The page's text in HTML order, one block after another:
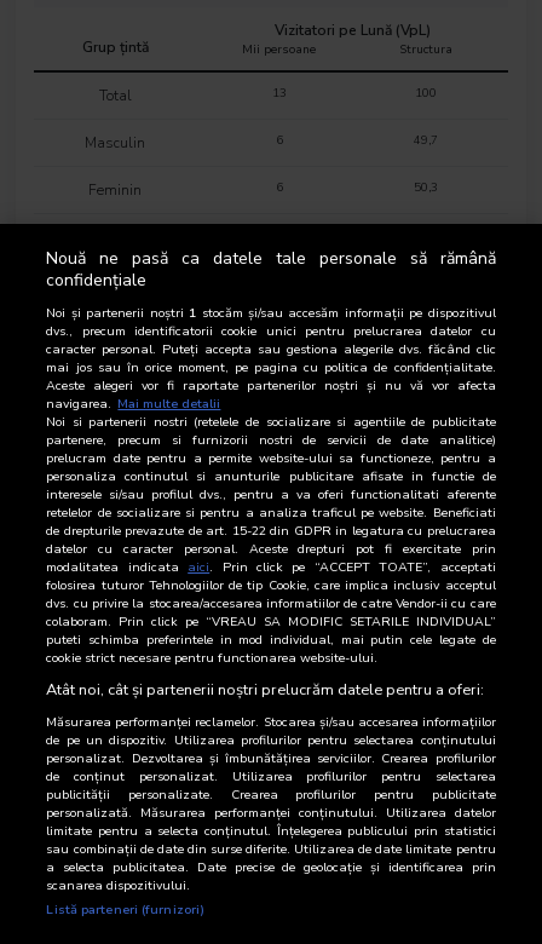
Grup țintă
Vizitatori pe Lună (VpL)
Mii persoane Structura
Total 13 100
Masculin 6 49,7
Feminin 6 50,3
19-24 ani
25-34 ani -
35-44 ani 1 7,1
45-54 ani 5 37,6
55-64 ani
65-74 ani 5 39,2
Categoria AB 8 62,8
Categoria C 4 31,4
Categoria DE 1
Nouă ne pasă ca datele tale personale să rămână
confidențiale
Noi și partenerii noștri 1 stocăm și/sau accesăm informații pe dispozitivul
dvs., precum identificatorii cookie unici pentru prelucrarea datelor cu
caracter personal. Puteți accepta sau gestiona alegerile dvs. făcând clic
mai jos sau în orice moment, pe pagina cu politica de confidențialitate.
Aceste alegeri vor fi raportate partenerilor noștri și nu vă vor afecta
navigarea. Mai multe detalii
Noi si partenerii nostri (retelele de socializare si agentiile de publicitate
partenere, precum si furnizorii nostri de servicii de date analitice)
prelucram date pentru a permite website-ului sa functioneze, pentru a
personaliza continutul si anunturile publicitare afisate in functie de
interesele si/sau profilul dvs., pentru a va oferi functionalitati aferente
retelelor de socializare si pentru a analiza traficul pe website. Beneficiati
de drepturile prevazute de art. 15-22 din GDPR in legatura cu prelucrarea
datelor cu caracter personal. Aceste drepturi pot fi exercitate prin
modalitatea indicata aici. Prin click pe “ACCEPT TOATE”, acceptati
folosirea tuturor Tehnologiilor de tip Cookie, care implica inclusiv acceptul
dvs. cu privire la stocarea/accesarea informatiilor de catre Vendor-ii cu care
colaboram. Prin click pe “VREAU SA MODIFIC SETARILE INDIVIDUAL”
puteti schimba preferintele in mod individual, mai putin cele legate de
cookie strict necesare pentru functionarea website-ului.
Atât noi, cât și partenerii noștri prelucrăm datele pentru a oferi:
Măsurarea performanței reclamelor. Stocarea și/sau accesarea informațiilor
de pe un dispozitiv. Utilizarea profilurilor pentru selectarea conținutului
personalizat. Dezvoltarea și îmbunătățirea serviciilor. Crearea profilurilor
de conținut personalizat. Utilizarea profilurilor pentru selectarea
publicității personalizate. Crearea profilurilor pentru publicitate
personalizată. Măsurarea performanței conținutului. Utilizarea datelor
limitate pentru a selecta conținutul. Înțelegerea publicului prin statistici
sau combinații de date din surse diferite. Utilizarea de date limitate pentru
a selecta publicitatea. Date precise de geolocație și identificarea prin
scanarea dispozitivului.
Listă parteneri (furnizori)